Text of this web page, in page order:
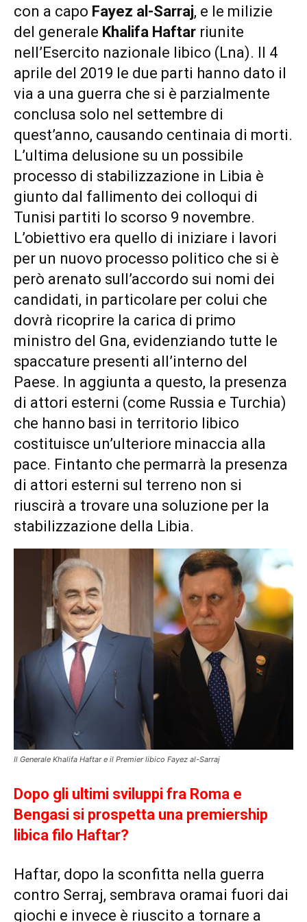
con a capo Fayez al-Sarraj, e le milizie
del generale Khalifa Haftar riunite
nell’Esercito nazionale libico (Lna). Il 4
aprile del 2019 le due parti hanno dato il
via a una guerra che si è parzialmente
conclusa solo nel settembre di
quest’anno, causando centinaia di morti.
L’ultima delusione su un possibile
processo di stabilizzazione in Libia è
giunto dal fallimento dei colloqui di
Tunisi partiti lo scorso 9 novembre.
L’obiettivo era quello di iniziare i lavori
per un nuovo processo politico che si è
però arenato sull’accordo sui nomi dei
candidati, in particolare per colui che
dovrà ricoprire la carica di primo
ministro del Gna, evidenziando tutte le
spaccature presenti all’interno del
Paese. In aggiunta a questo, la presenza
di attori esterni (come Russia e Turchia)
che hanno basi in territorio libico
costituisce un’ulteriore minaccia alla
pace. Fintanto che permarrà la presenza
di attori esterni sul terreno non si
riuscirà a trovare una soluzione per la
stabilizzazione della Libia.
Il Generale Khalifa Haftar e il Premier libico Fayez al-Sarraj
Dopo gli ultimi sviluppi fra Roma e
Bengasi si prospetta una premiership
libica filo Haftar?
Haftar, dopo la sconfitta nella guerra
contro Serraj, sembrava oramai fuori dai
giochi e invece è riuscito a tornare a